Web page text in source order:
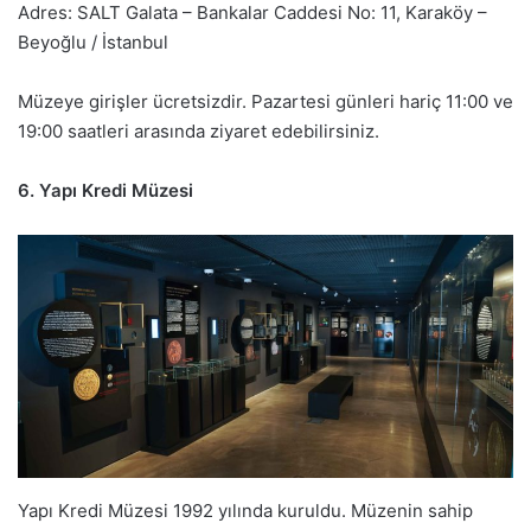
Adres: SALT Galata – Bankalar Caddesi No: 11, Karaköy –
Beyoğlu / İstanbul
Müzeye girişler ücretsizdir. Pazartesi günleri hariç 11:00 ve
19:00 saatleri arasında ziyaret edebilirsiniz.
6. Yapı Kredi Müzesi
Yapı Kredi Müzesi 1992 yılında kuruldu. Müzenin sahip